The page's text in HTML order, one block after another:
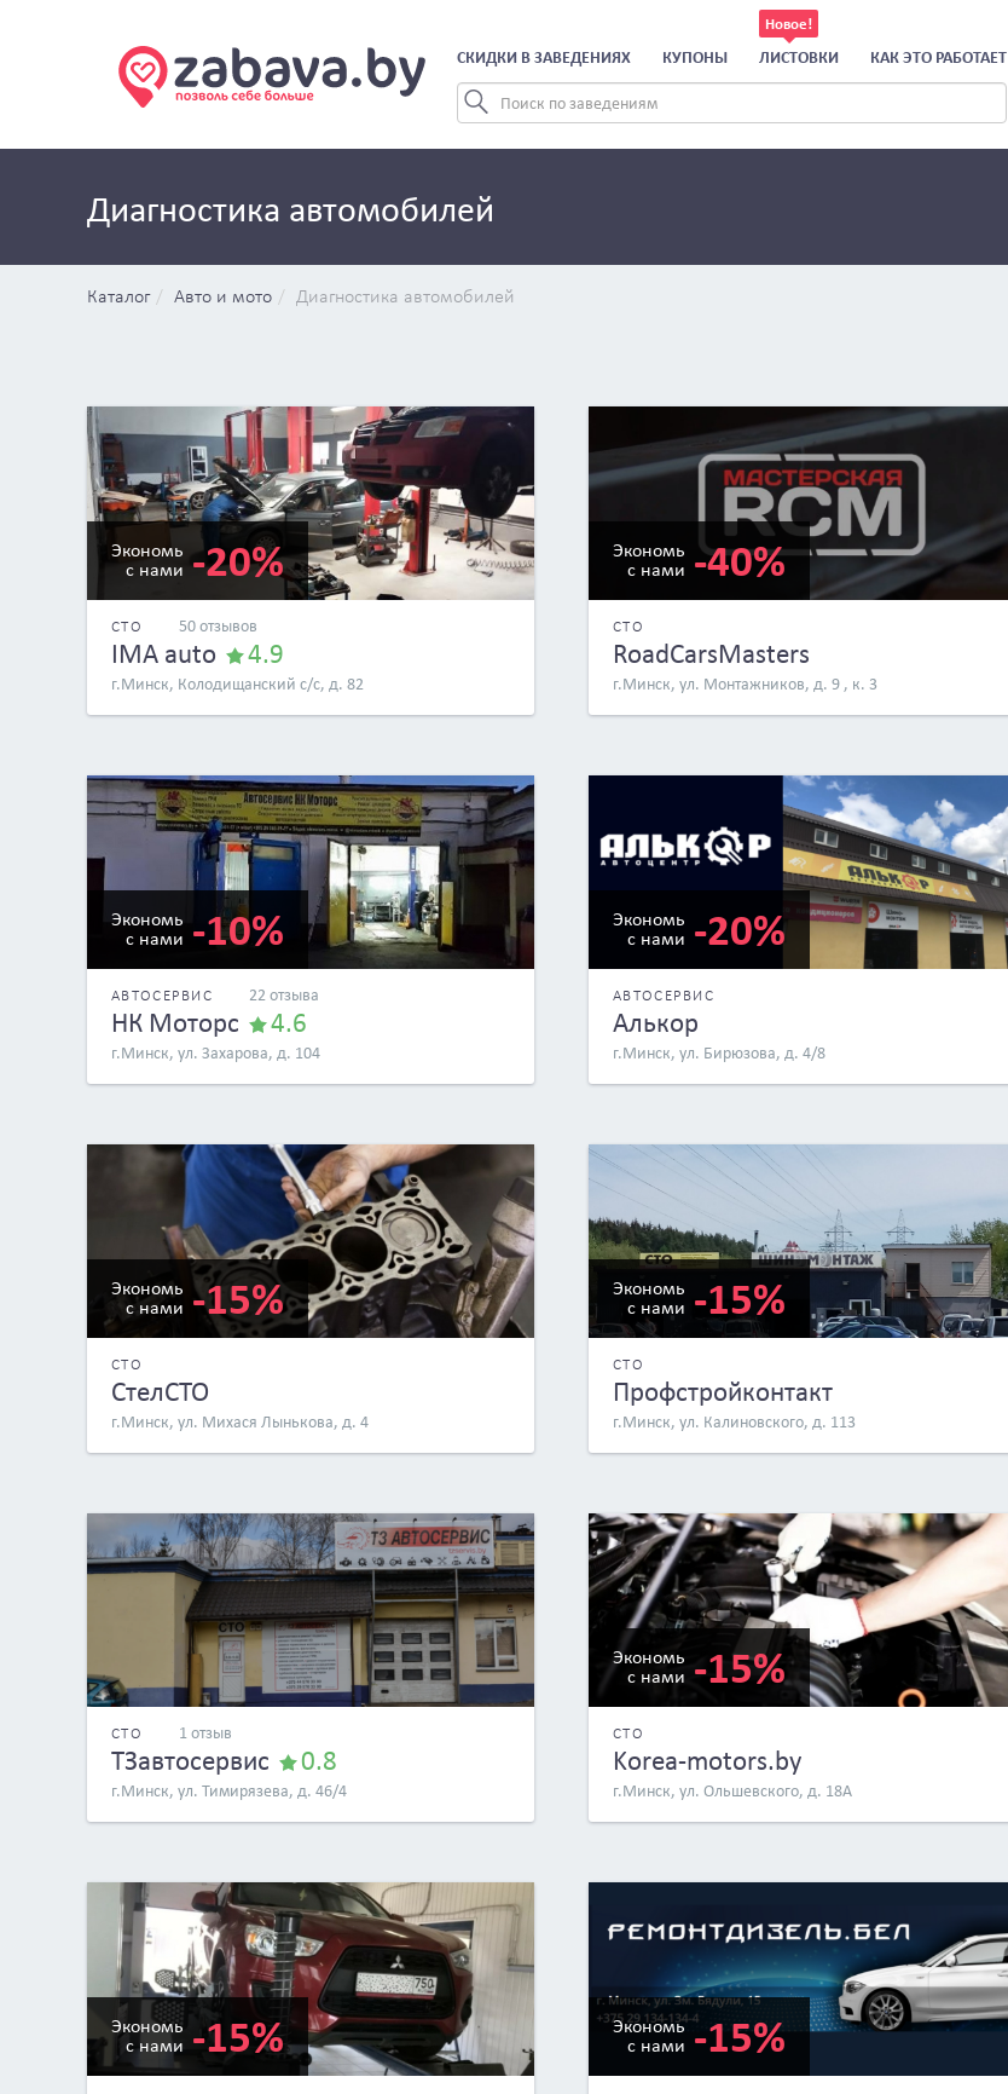
СКИДКИ В ЗАВЕДЕНИЯХ КУПОНЫ ЛИСТОВКИ КАК ЭТО РАБОТАЕТ
Диагностика автомобилей
Каталог Авто и мото Диагностика автомобилей
Экономь
с нами -20%
СТО 50 отзывов
IMA auto 4.9
г.Минск, Колодищанский с/с, д. 82
Экономь
с нами -40%
СТО
RoadCarsMasters
г.Минск, ул. Монтажников, д. 9 , к. 3
Экономь
с нами -10%
АВТОСЕРВИС 22 отзыва
НК Моторс 4.6
г.Минск, ул. Захарова, д. 104
Экономь
с нами -20%
АВТОСЕРВИС
Алькор
г.Минск, ул. Бирюзова, д. 4/8
Экономь
с нами -15%
СТО
СтелСТО
г.Минск, ул. Михася Лынькова, д. 4
Экономь
с нами -15%
СТО
Профстройконтакт
г.Минск, ул. Калиновского, д. 113
СТО 1 отзыв
ТЗавтосервис 0.8
г.Минск, ул. Тимирязева, д. 46/4
Экономь
с нами -15%
СТО
Korea-motors.by
г.Минск, ул. Ольшевского, д. 18А
Экономь
с нами -15%
Экономь
с нами -15%